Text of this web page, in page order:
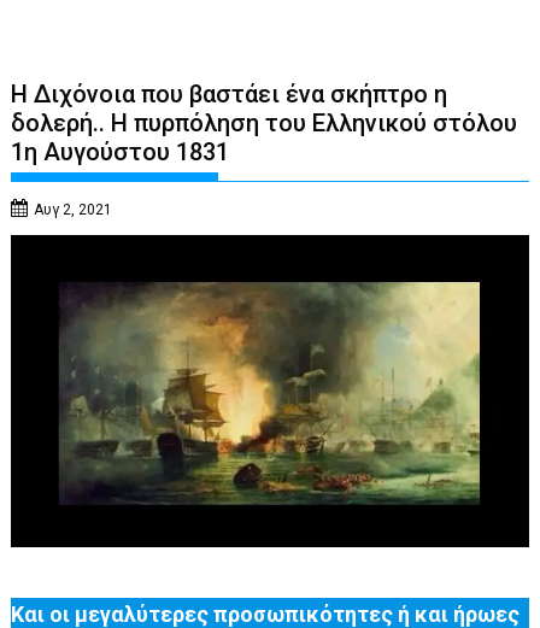
Η Διχόνοια που βαστάει ένα σκήπτρο η
δολερή.. Η πυρπόληση του Ελληνικού στόλου
1η Αυγούστου 1831
Αυγ 2, 2021
Και οι μεγαλύτερες προσωπικότητες ή και ήρωες